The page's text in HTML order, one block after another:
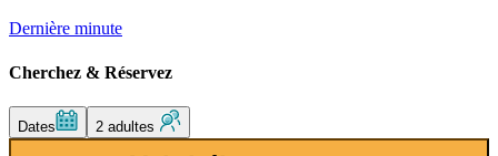
Dernière minute
Cherchez & Réservez
Dates 2 adultes